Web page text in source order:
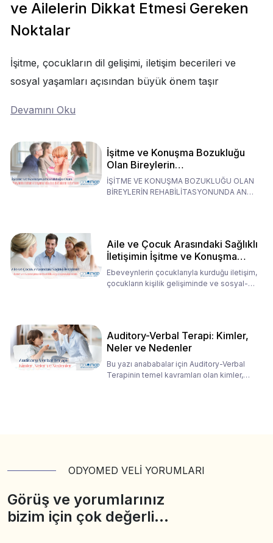
ve Ailelerin Dikkat Etmesi Gereken
Noktalar
İşitme, çocukların dil gelişimi, iletişim becerileri ve
sosyal yaşamları açısından büyük önem taşır
Devamını Oku
İşitme ve Konuşma Bozukluğu
Olan Bireylerin
Rehabilitasyonunda Ana
Babaların Tutumları
İŞİTME VE KONUŞMA BOZUKLUĞU OLAN
BİREYLERİN REHABİLİTASYONUNDA ANA
Aile ve Çocuk Arasındaki Sağlıklı
İletişimin İşitme ve Konuşma
Rehabilitasyonundaki Rolü
Ebeveynlerin çocuklarıyla kurduğu iletişim,
çocukların kişilik gelişiminde ve sosyal-
Auditory-Verbal Terapi: Kimler,
Neler ve Nedenler
Bu yazı anababalar için Auditory-Verbal
Terapinin temel kavramları olan kimler,
ODYOMED VELİ YORUMLARI
Görüş ve yorumlarınız
bizim için çok değerli…